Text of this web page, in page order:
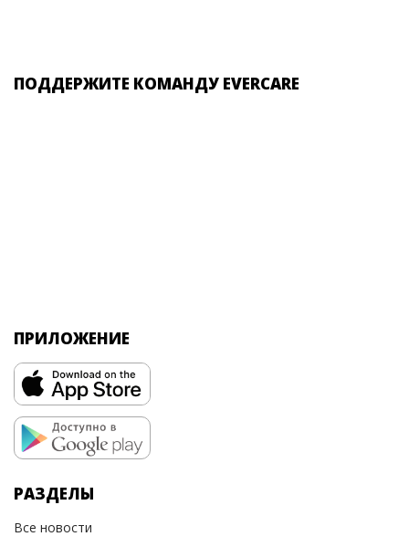
ПОДДЕРЖИТЕ КОМАНДУ EVERCARE
ПРИЛОЖЕНИЕ
РАЗДЕЛЫ
Все новости